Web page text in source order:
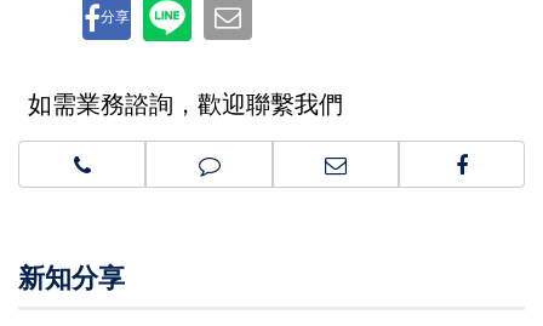
分享
如需業務諮詢，歡迎聯繫我們
新知分享